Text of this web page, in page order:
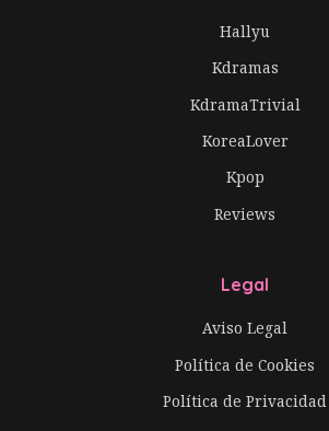
Hallyu
Kdramas
KdramaTrivial
KoreaLover
Kpop
Reviews
Legal
Aviso Legal
Política de Cookies
Política de Privacidad